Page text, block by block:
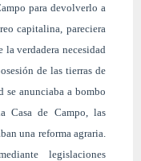
para devolverlo a
capitalina, pareciera
verdadera necesidad
de las tierras de
se anunciaba a bombo
Casa de Campo, las
una reforma agraria.
legislaciones